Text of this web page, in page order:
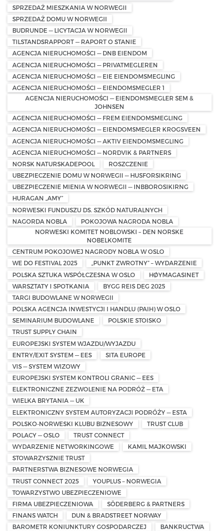
SPRZEDAŻ MIESZKANIA W NORWEGII
SPRZEDAŻ DOMU W NORWEGII
BUDRUNDE — LICYTACJA W NORWEGII
TILSTANDSRAPPORT — RAPORT O STANIE
AGENCJA NIERUCHOMOŚCI — DNB EIENDOM
AGENCJA NIERUCHOMOŚCI — PRIVATMEGLEREN
AGENCJA NIERUCHOMOŚCI — EIE EIENDOMSMEGLING
AGENCJA NIERUCHOMOŚCI — EIENDOMSMEGLER 1
AGENCJA NIERUCHOMOŚCI — EIENDOMSMEGLER SEM &
JOHNSEN
AGENCJA NIERUCHOMOŚCI — FREM EIENDOMSMEGLING
AGENCJA NIERUCHOMOŚCI — EIENDOMSMEGLER KROGSVEEN
AGENCJA NIERUCHOMOŚCI — AKTIV EIENDOMSMEGLING
AGENCJA NIERUCHOMOŚCI — NORDVIK & PARTNERS
NORSK NATURSKADEPOOL
ROSZCZENIE
UBEZPIECZENIE DOMU W NORWEGII — HUSFORSIKRING
UBEZPIECZENIE MIENIA W NORWEGII — INBBOROSIKIRNG
HURAGAN „AMY”
NORWESKI FUNDUSZU DS. SZKÓD NATURALNYCH
NAGORDA NOBLA
POKOJOWA NAGRODA NOBLA
NORWESKI KOMITET NOBLOWSKI – DEN NORSKE
NOBELKOMITE
CENTRUM POKOJOWEJ NAGRODY NOBLA W OSLO
WE DO FESTIVAL 2025
„PUNKT ZWROTNY” – WYDARZENIE
POLSKA SZTUKA WSPÓŁCZESNA W OSLO
HØYMAGASINET
WARSZTATY I SPOTKANIA
BYGG REIS DEG 2025
TARGI BUDOWLANE W NORWEGII
POLSKA AGENCJA INWESTYCJI I HANDLU (PAIH) W OSLO
SEMINARIUM BUDOWLANE
POLSKIE STOISKO
TRUST SUPPLY CHAIN
EUROPEJSKI SYSTEM WJAZDU/WYJAZDU
ENTRY/EXIT SYSTEM — EES
SITA EUROPE
VIS — SYSTEM WIZOWY
EUROPEJSKI SYSTEM KONTROLI GRANIC — EES
ELEKTRONICZNE ZEZWOLENIE NA PODRÓŻ — ETA
WIELKA BRYTANIA — UK
ELEKTRONICZNY SYSTEM AUTORYZACJI PODRÓŻY — ESTA
POLSKO-NORWESKI KLUBU BIZNESOWY
TRUST CLUB
POLACY — OSLO
TRUST CONNECT
WYDARZENIE NETWORKINGOWE
KAMIL MAJKOWSKI
STOWARZYSZNIE TRUST
PARTNERSTWA BIZNESOWE NORWEGIA
TRUST CONNECT 2025
YOUPLUS – NORWEGIA
TOWARZYSTWO UBEZPIECZENIOWE
FIRMA UBEZPIECZENIOWA
SÖDERBERG & PARTNERS
FINANS WATCH
DUN & BRADSTREET NORWAY
BAROMETR KONIUNKTURY GOSPODARCZEJ
BANKRUCTWA